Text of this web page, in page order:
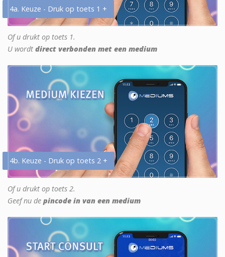
4a. Keuze - Druk op toets 1 +
Of u drukt op toets 1.
U wordt direct verbonden met een medium
4b. Keuze - Druk op toets 2 +
Of u drukt op toets 2.
Geef nu de pincode in van een medium